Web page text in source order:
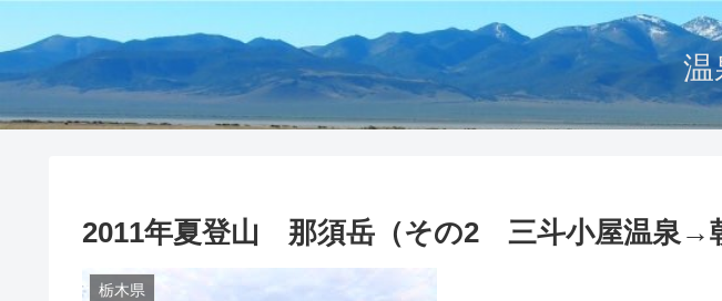
温
2011年夏登山 那須岳（その2 三斗小屋温泉→
栃木県